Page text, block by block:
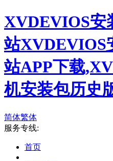
XVDEVIOS安
站XVDEVIOS
站APP下载
机安装包历史
简体繁体
服务专线:
首页